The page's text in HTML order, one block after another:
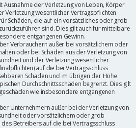
Ausnahme der Verletzung von Leben, Körper
Verletzung wesentlicher Vertragspflichten
Schäden, die auf ein vorsätzliches oder grob
sind. Dies gilt auch für mittelbare
entgangenen Gewinn.
Verbrauchern außer bei vorsätzlichem oder
oder bei Schäden aus der Verletzung von
und der Verletzung wesentlicher
auf die bei Vertragsschluss
Schäden und im übrigen der Höhe
Durchschnittsschäden begrenzt. Dies gilt
wie insbesondere entgangenen
Unternehmern außer bei der Verletzung von
oder vorsätzlichem oder grob
Betreibers auf die bei Vertragsschluss